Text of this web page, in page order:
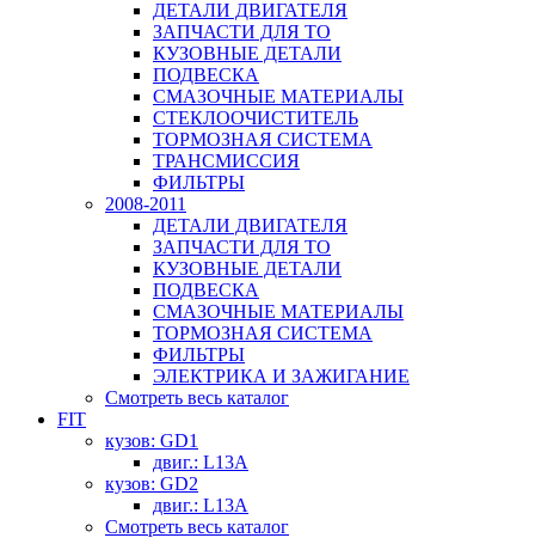
ДЕТАЛИ ДВИГАТЕЛЯ
ЗАПЧАСТИ ДЛЯ ТО
КУЗОВНЫЕ ДЕТАЛИ
ПОДВЕСКА
СМАЗОЧНЫЕ МАТЕРИАЛЫ
СТЕКЛООЧИСТИТЕЛЬ
ТОРМОЗНАЯ СИСТЕМА
ТРАНСМИССИЯ
ФИЛЬТРЫ
2008-2011
ДЕТАЛИ ДВИГАТЕЛЯ
ЗАПЧАСТИ ДЛЯ ТО
КУЗОВНЫЕ ДЕТАЛИ
ПОДВЕСКА
СМАЗОЧНЫЕ МАТЕРИАЛЫ
ТОРМОЗНАЯ СИСТЕМА
ФИЛЬТРЫ
ЭЛЕКТРИКА И ЗАЖИГАНИЕ
Смотреть весь каталог
FIT
кузов: GD1
двиг.: L13A
кузов: GD2
двиг.: L13A
Смотреть весь каталог